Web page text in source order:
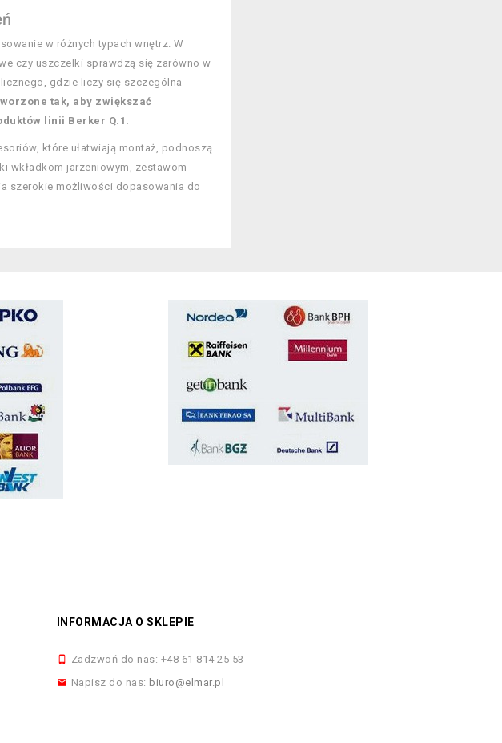
w różnych typach wnętrz. W
czy uszczelki sprawdzą się zarówno w
gdzie liczy się szczególna
tak, aby zwiększać
linii Berker Q.1.
które ułatwiają montaż, podnoszą
wkładkom jarzeniowym, zestawom
szerokie możliwości dopasowania do
INFORMACJA O SKLEPIE
 Zadzwoń do nas: +48 61 814 25 53
 Napisz do nas: biuro@elmar.pl